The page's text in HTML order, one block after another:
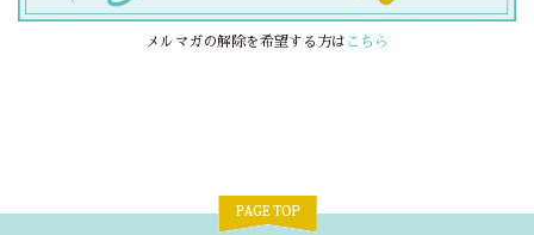
メルマガの解除を希望する方は こちら